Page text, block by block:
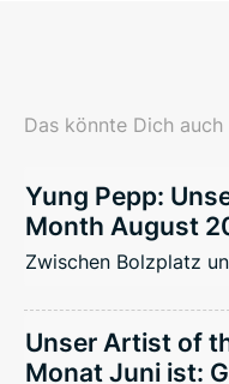
Das könnte Dich auch
Yung Pepp:
Month August
Zwischen Bolzplatz
Unser Artist of
Monat Juni ist: